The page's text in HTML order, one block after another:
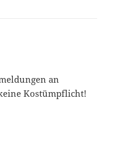
an
Kostümpflicht!